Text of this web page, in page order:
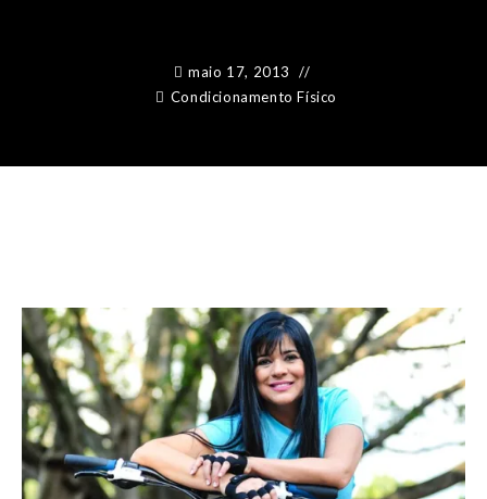
maio 17, 2013
Condicionamento Físico